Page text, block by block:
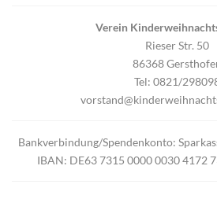
Verein
Rieser Str. 50
86368
Tel: 0821/
Bankverbindung/Spendenkonto:
IBAN: DE63 7315 0000 0030 4172